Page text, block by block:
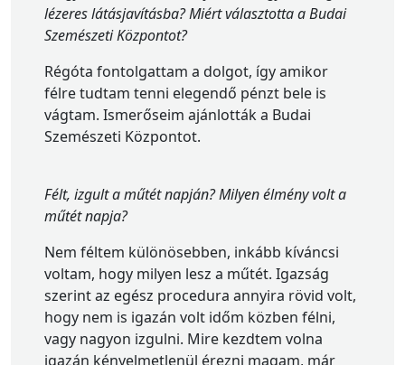
lézeres látásjavításba? Miért választotta a Budai
Szemészeti Központot?
Régóta fontolgattam a dolgot, így amikor
félre tudtam tenni elegendő pénzt bele is
vágtam. Ismerőseim ajánlották a Budai
Szemészeti Központot.
Félt, izgult a műtét napján? Milyen élmény volt a
műtét napja?
Nem féltem különösebben, inkább kíváncsi
voltam, hogy milyen lesz a műtét. Igazság
szerint az egész procedura annyira rövid volt,
hogy nem is igazán volt időm közben félni,
vagy nagyon izgulni. Mire kezdtem volna
igazán kényelmetlenül érezni magam, már